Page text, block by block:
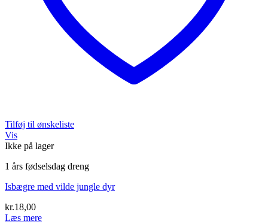
Tilføj til ønskeliste
Vis
Ikke på lager
1 års fødselsdag dreng
Isbægre med vilde jungle dyr
kr.18,00
Læs mere